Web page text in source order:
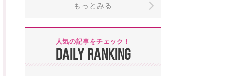
もっとみる
人気の記事をチェック！
DAILY RANKING